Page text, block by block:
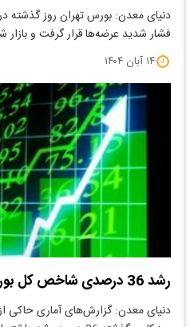
دنیای معدن: بورس تهران روز گذشته
فشار شدید عرضه‌ها قرار گرفت و
۱۴ آبان ۱۴۰۴
رشد 36 درصدی شاخص کل بورس در 45 روز